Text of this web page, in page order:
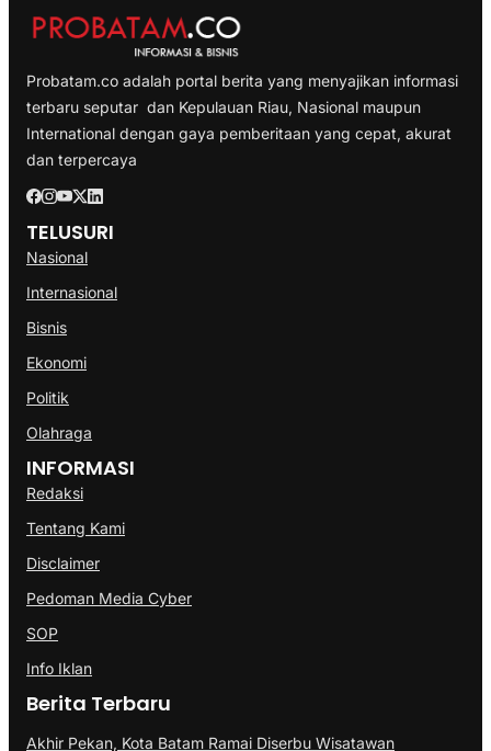
Probatam.co adalah portal berita yang menyajikan informasi
terbaru seputar dan Kepulauan Riau, Nasional maupun
International dengan gaya pemberitaan yang cepat, akurat
dan terpercaya
TELUSURI
Nasional
Internasional
Bisnis
Ekonomi
Politik
Olahraga
INFORMASI
Redaksi
Tentang Kami
Disclaimer
Pedoman Media Cyber
SOP
Info Iklan
Berita Terbaru
Akhir Pekan, Kota Batam Ramai Diserbu Wisatawan